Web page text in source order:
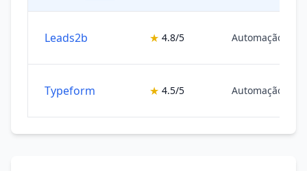
Leads2b ★ 4.8/5 Automação de
Typeform ★ 4.5/5 Automação de